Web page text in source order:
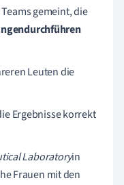
gemeint, die
durchführen
Leuten die
Ergebnisse korrekt
Laboratoryin
Frauen mit den